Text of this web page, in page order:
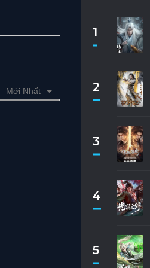
Mới Nhất
1
2
3
4
5